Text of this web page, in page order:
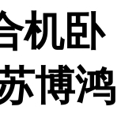
机卧
博鸿